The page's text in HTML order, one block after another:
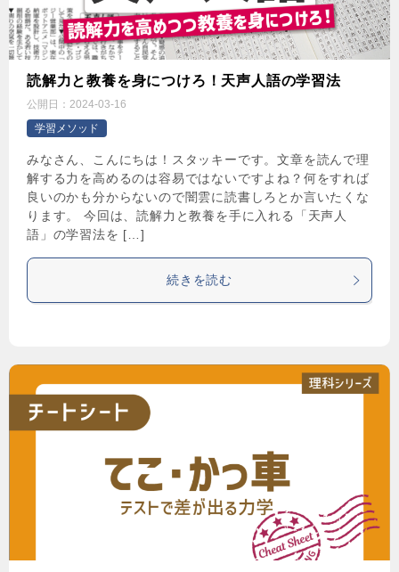
読解力と教養を身につけろ！天声人語の学習法
公開日： 2024-03-16
学習メソッド
みなさん、こんにちは！スタッキーです。文章を読んで理
解する力を高めるのは容易ではないですよね？何をすれば
良いのかも分からないので闇雲に読書しろとか言いたくな
ります。 今回は、読解力と教養を手に入れる「天声人
語」の学習法を […]
続きを読む